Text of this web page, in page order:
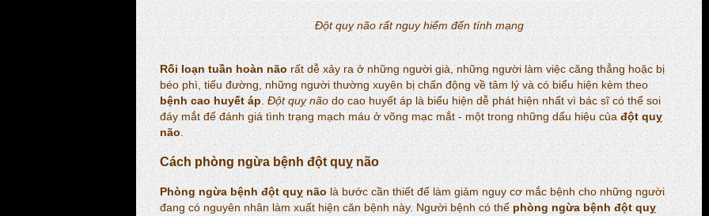
Đột quỵ não rất nguy hiểm đến tính mạng
Rối loạn tuần hoàn não rất dễ xảy ra ở những người già, những người làm việc căng thẳng hoặc bị
béo phì, tiểu đường, những người thường xuyên bị chấn động về tâm lý và có biểu hiện kèm theo
bệnh cao huyết áp. Đột quỵ não do cao huyết áp là biểu hiện dễ phát hiện nhất vì bác sĩ có thể soi
đáy mắt để đánh giá tình trạng mạch máu ở võng mạc mắt - một trong những dấu hiệu của đột quỵ
não
Cách phòng ngừa bệnh đột quỵ não
Phòng ngừa bệnh đột quỵ não là bước cần thiết để làm giảm nguy cơ mắc bệnh cho những người
đang có nguyên nhân làm xuất hiện căn bệnh này. Người bệnh có thểphòng ngừa bệnh đột quỵ